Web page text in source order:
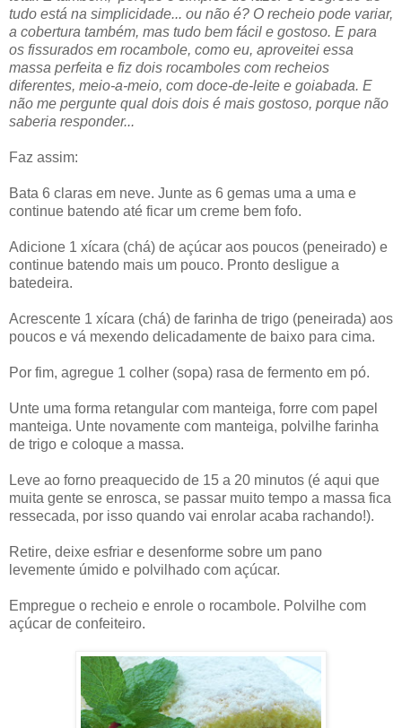
tudo está na simplicidade... ou não é? O recheio pode variar,
a cobertura também, mas tudo bem fácil e gostoso. E para
os fissurados em rocambole, como eu, aproveitei essa
massa perfeita e fiz dois rocamboles com recheios
diferentes, meio-a-meio, com doce-de-leite e goiabada. E
não me pergunte qual dois dois é mais gostoso, porque não
saberia responder...
Faz assim:
Bata 6 claras em neve. Junte as 6 gemas uma a uma e
continue batendo até ficar um creme bem fofo.
Adicione 1 xícara (chá) de açúcar aos poucos (peneirado) e
continue batendo mais um pouco. Pronto desligue a
batedeira.
Acrescente 1 xícara (chá) de farinha de trigo (peneirada) aos
poucos e vá mexendo delicadamente de baixo para cima.
Por fim, agregue 1 colher (sopa) rasa de fermento em pó.
Unte uma forma retangular com manteiga, forre com papel
manteiga. Unte novamente com manteiga, polvilhe farinha
de trigo e coloque a massa.
Leve ao forno preaquecido de 15 a 20 minutos (é aqui que
muita gente se enrosca, se passar muito tempo a massa fica
ressecada, por isso quando vai enrolar acaba rachando!).
Retire, deixe esfriar e desenforme sobre um pano
levemente úmido e polvilhado com açúcar.
Empregue o recheio e enrole o rocambole. Polvilhe com
açúcar de confeiteiro.